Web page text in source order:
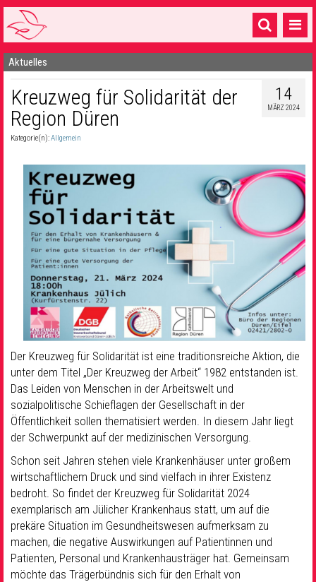
Startseite
1 Pfarrei
16 Gemeinden & mehr
Sakramente & Feste
Gemeinschaft & Soziales
Musik& Kultur
Seelsorge & Kontakt
Aktuelles
14
MÄRZ 2024
Kreuzweg für Solidarität der
Region Düren
Kategorie(n):Allgemein
Der Kreuzweg für Solidarität ist eine traditionsreiche Aktion, die
unter dem Titel „Der Kreuzweg der Arbeit“ 1982 entstanden ist.
Das Leiden von Menschen in der Arbeitswelt und
sozialpolitische Schieflagen der Gesellschaft in der
Öffentlichkeit sollen thematisiert werden. In diesem Jahr liegt
der Schwerpunkt auf der medizinischen Versorgung.
Schon seit Jahren stehen viele Krankenhäuser unter großem
wirtschaftlichem Druck und sind vielfach in ihrer Existenz
bedroht. So findet der Kreuzweg für Solidarität 2024
exemplarisch am Jülicher Krankenhaus statt, um auf die
prekäre Situation im Gesundheitswesen aufmerksam zu
machen, die negative Auswirkungen auf Patientinnen und
Patienten, Personal und Krankenhausträger hat. Gemeinsam
möchte das Trägerbündnis sich für den Erhalt von